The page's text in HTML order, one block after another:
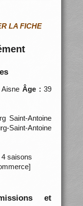
LA FICHE
Âge : 39
Saint-Antoine
Saint-Antoine
saisons
et